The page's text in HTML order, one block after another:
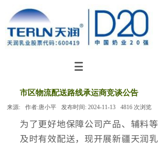
市区物流配送路线承运商竞谈公告
来源: 作者:唐小平 发布时间: 2024-11-13 4816 次浏览
为了更好地保障公司产品、辅料等
及时有效配送，现开展新疆天润乳